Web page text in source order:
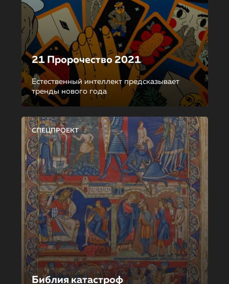
21 Пророчество 2021
Естественный интеллект предсказывает
тренды нового года
СПЕЦПРОЕКТ
Библия катастроф